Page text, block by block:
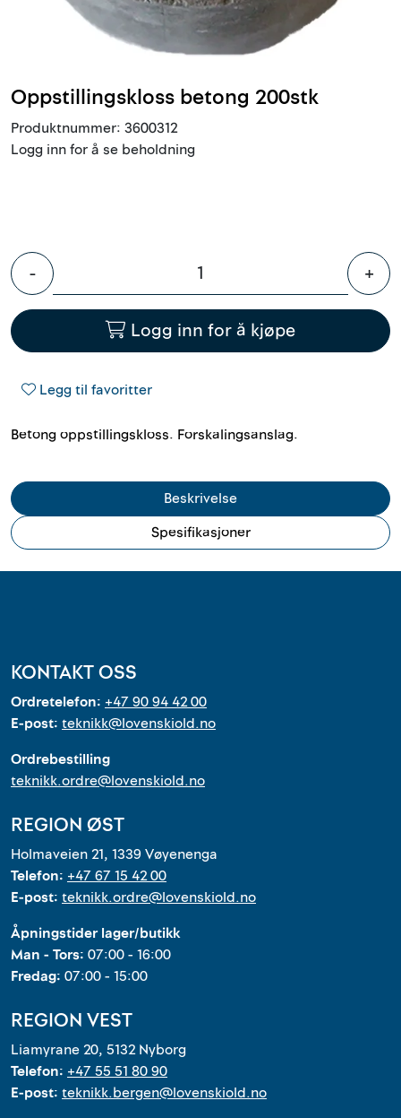
Oppstillingskloss betong 200stk
Produktnummer: 3600312
Logg inn for å se beholdning
- +
Logg inn for å kjøpe
Legg til favoritter
Betong oppstillingskloss. Forskalingsanslag.
Beskrivelse
Spesifikasjoner
KONTAKT OSS
Ordretelefon: +47 90 94 42 00
E-post: teknikk@lovenskiold.no
Ordrebestilling
teknikk.ordre@lovenskiold.no
REGION ØST
Holmaveien 21, 1339 Vøyenenga
Telefon: +47 67 15 42 00
E-post: teknikk.ordre@lovenskiold.no
Åpningstider lager/butikk
Man - Tors: 07:00 - 16:00
Fredag: 07:00 - 15:00
REGION VEST
Liamyrane 20, 5132 Nyborg
Telefon: +47 55 51 80 90
E-post: teknikk.bergen@lovenskiold.no
Verktøy og tilbehør
Forskaling
Outlet